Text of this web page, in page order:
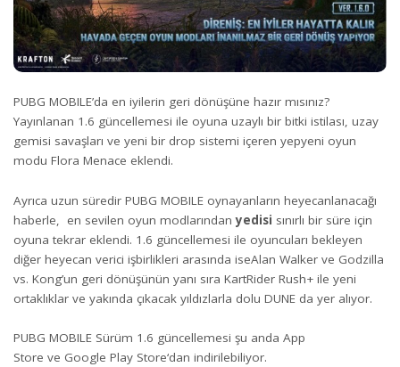
PUBG MOBILE’da en iyilerin geri dönüşüne hazır mısınız?
Yayınlanan 1.6 güncellemesi ile oyuna uzaylı bir bitki istilası, uzay
gemisi savaşları ve yeni bir drop sistemi içeren yepyeni oyun
modu Flora Menace eklendi.
Ayrıca uzun süredir PUBG MOBILE oynayanların heyecanlanacağı
haberle, en sevilen oyun modlarındanyedisi sınırlı bir süre için
oyuna tekrar eklendi. 1.6 güncellemesi ile oyuncuları bekleyen
diğer heyecan verici işbirlikleri arasında iseAlan Walker ve Godzilla
vs. Kong’un geri dönüşünün yanı sıra KartRider Rush+ ile yeni
ortaklıklar ve yakında çıkacak yıldızlarla dolu DUNE da yer alıyor.
PUBG MOBILE Sürüm 1.6 güncellemesi şu anda App
Store ve Google Play Store‘dan indirilebiliyor.